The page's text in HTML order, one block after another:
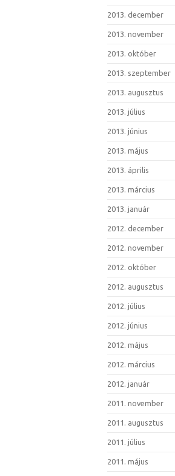
2013. december
2013. november
2013. október
2013. szeptember
2013. augusztus
2013. július
2013. június
2013. május
2013. április
2013. március
2013. január
2012. december
2012. november
2012. október
2012. augusztus
2012. július
2012. június
2012. május
2012. március
2012. január
2011. november
2011. augusztus
2011. július
2011. május